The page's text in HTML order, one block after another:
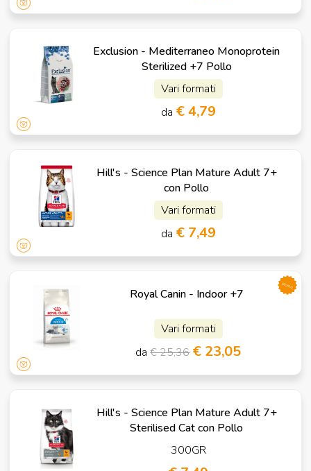
Exclusion - Mediterraneo Monoprotein
Sterilized +7 Pollo
Vari formati
da € 4,79
Hill's - Science Plan Mature Adult 7+
con Pollo
Vari formati
da € 7,49
Royal Canin - Indoor +7
Vari formati
da€ 25,36 € 23,05
promo
Hill's - Science Plan Mature Adult 7+
Sterilised Cat con Pollo
300GR